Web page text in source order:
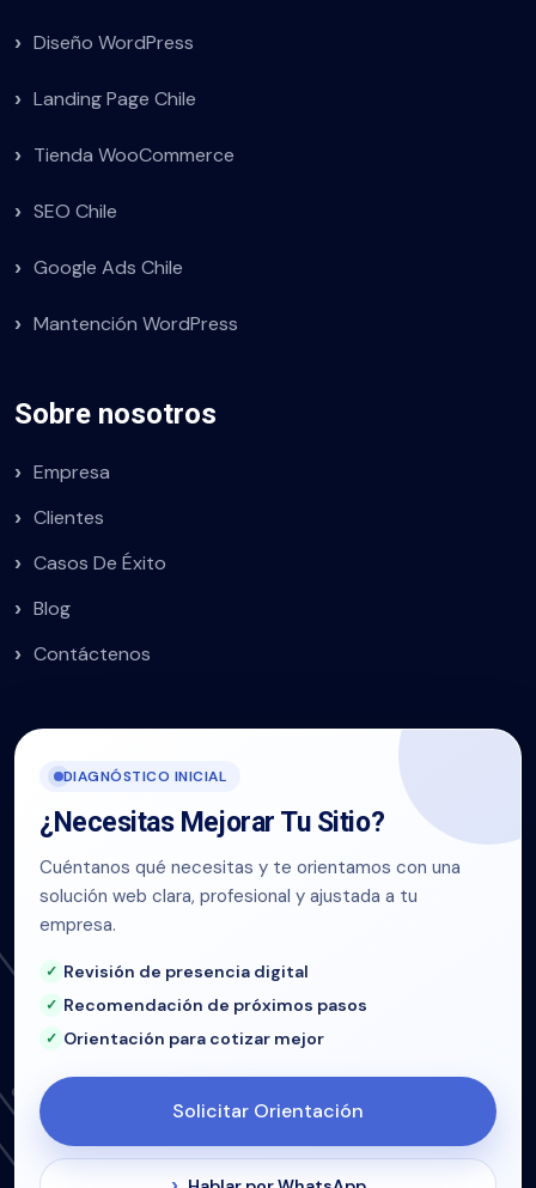
Diseño WordPress
Landing Page Chile
Tienda WooCommerce
SEO Chile
Google Ads Chile
Mantención WordPress
Sobre nosotros
Empresa
Clientes
Casos De Éxito
Blog
Contáctenos
DIAGNÓSTICO INICIAL
¿Necesitas Mejorar Tu Sitio?
Cuéntanos qué necesitas y te orientamos con una
solución web clara, profesional y ajustada a tu
empresa.
Revisión de presencia digital
Recomendación de próximos pasos
Orientación para cotizar mejor
Solicitar Orientación